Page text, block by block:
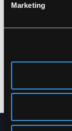
Marketing
HI-VIS